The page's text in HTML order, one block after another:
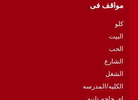
مواقف فى
كلو
البيت
الحب
الشارع
الشغل
الكليه/المدرسه